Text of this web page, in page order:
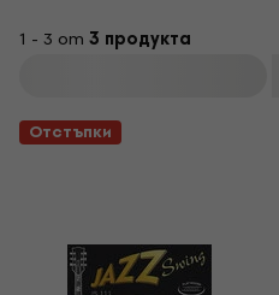
1 - 3 от 3 продукта
Отстъпки